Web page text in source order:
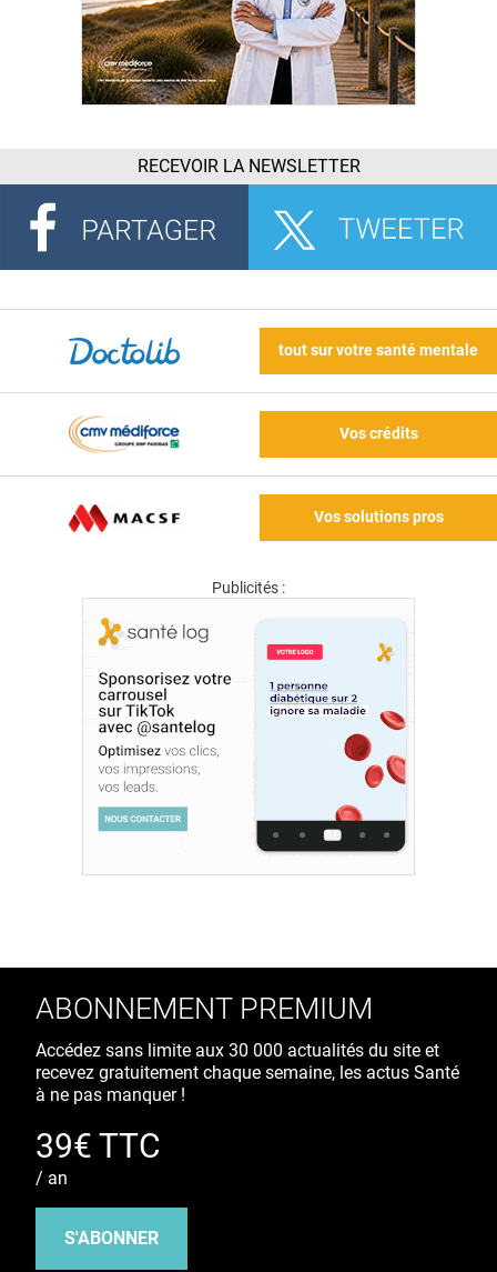
RECEVOIR LA NEWSLETTER
tout sur votre santé mentale
Vos crédits
Vos solutions pros
Publicités :
ABONNEMENT PREMIUM
Accédez sans limite aux 30 000 actualités du site et
recevez gratuitement chaque semaine, les actus Santé
à ne pas manquer !
39€ TTC
/ an
S'ABONNER